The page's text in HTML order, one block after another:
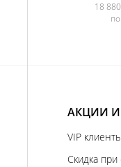
18
АКЦИИ
VIP клиенты
Скидка